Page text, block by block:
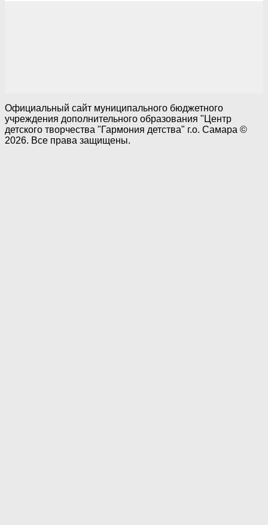
Официальный сайт муниципального бюджетного
учреждения дополнительного образования "Центр
детского творчества "Гармония детства" г.о. Самара ©
2026. Все права защищены.